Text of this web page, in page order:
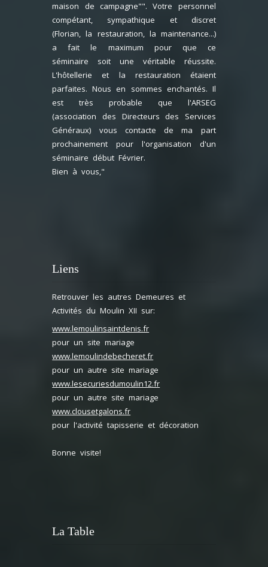
maison de campagne"". Votre personnel
compétant, sympathique et discret
(Florian, la restauration, la maintenance...)
a fait le maximum pour que ce
séminaire soit une véritable réussite.
L'hôtellerie et la restauration étaient
parfaites. Nous en sommes enchantés. Il
est très probable que l'ARSEG
(association des Directeurs des Services
Généraux) vous contacte de ma part
prochainement pour l'organisation d'un
séminaire début Février.
Bien à vous,"
Liens
Retrouver les autres Demeures et
Activités du Moulin XII sur:
www.lemoulinsaintdenis.fr
pour un site mariage
www.lemoulindebecheret.fr
pour un autre site mariage
www.lesecuriesdumoulin12.fr
pour un autre site mariage
www.clousetgalons.fr
pour l'activité tapisserie et décoration
Bonne visite!
La Table